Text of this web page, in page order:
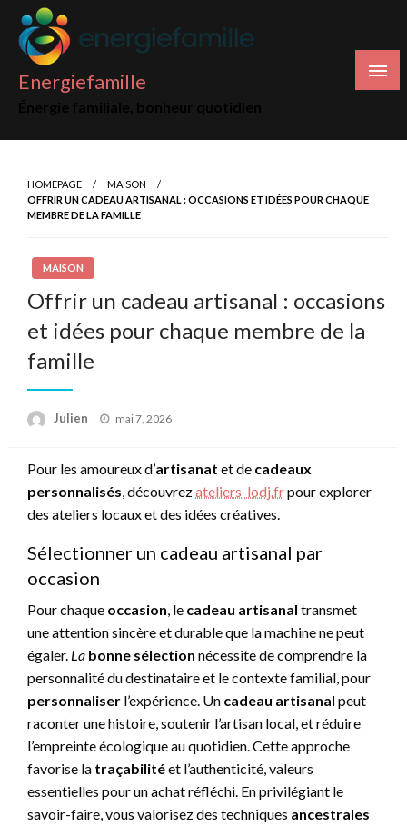
Skip
content
Energiefamille
HOMEPAGE
MAISON
OFFRIR UN CADEAU ARTISANAL : OCCASIONS ET IDÉES POUR CHAQUE
MEMBRE DE LA FAMILLE
MAISON
Offrir un cadeau artisanal : occasions
et idées pour chaque membre de la
famille
Julien
Posted
mai 7, 2026
Pour les amoureux d’artisanat et de cadeaux
personnalisés , découvrezateliers-lodj.frpour explorer
des ateliers locaux et des idées créatives.
Sélectionner un cadeau artisanal par
occasion
Pour chaque occasion , le cadeau artisanal transmet
une attention sincère et durable que la machine ne peut
égaler. La bonne sélection nécessite de comprendre la
personnalité du destinataire et le contexte familial, pour
personnaliser l’expérience. Un cadeau artisanal peut
raconter une histoire, soutenir l’artisan local, et réduire
l’empreinte écologique au quotidien. Cette approche
favorise la traçabilitéet l’authenticité, valeurs
essentielles pour un achat réfléchi. En privilégiant le
savoir-faire, vous valorisez des techniques ancestrales